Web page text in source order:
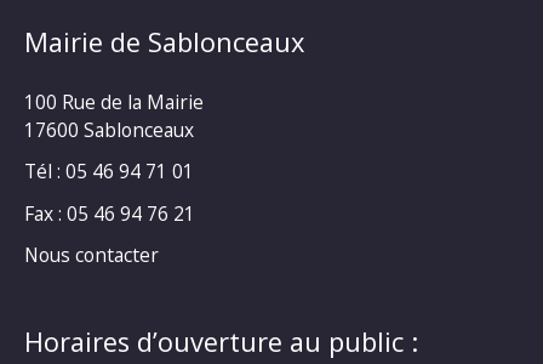
Mairie de Sablonceaux
100 Rue de la Mairie
17600 Sablonceaux
Tél : 05 46 94 71 01
Fax : 05 46 94 76 21
Nous contacter
Horaires d’ouverture au public :